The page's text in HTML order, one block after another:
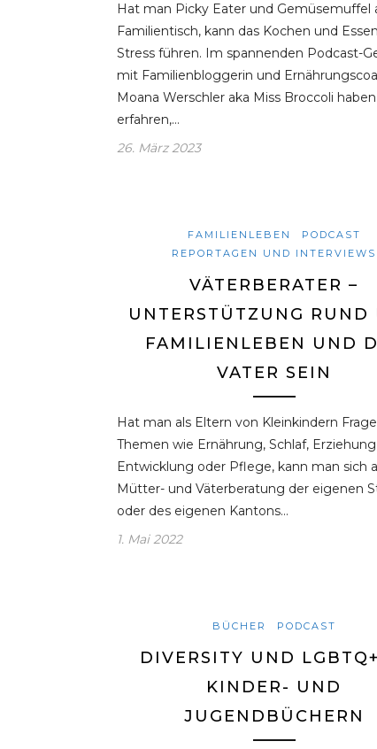
Hat man Picky Eater und Gemüsemuffel
Familientisch, kann das Kochen und
Stress führen. Im spannenden Podcast-
mit Familienbloggerin und
Moana Werschler aka Miss Broccoli
erfahren,…
26. März 2023
FAMILIENLEBEN
PODCAST
REPORTAGEN UND INTERVIEWS
VÄTERBERATER –
UNTERSTÜTZUNG RUND
FAMILIENLEBEN UND
VATER SEIN
Hat man als Eltern von Kleinkindern
Themen wie Ernährung, Schlaf,
Entwicklung oder Pflege, kann man sich
Mütter- und Väterberatung der eigenen
oder des eigenen Kantons…
1. Mai 2022
BÜCHER PODCAST
DIVERSITY UND
KINDER- UND
JUGENDBÜCHERN